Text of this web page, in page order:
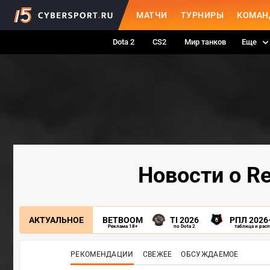
МАТЧИ ТУРНИРЫ
Dota 2 CS2 Мир танков Еще
Новости о
АКТУАЛЬНОЕ BETBOOM
Реклама 18+
TI 2026
по Dota 2
РПЛ
таблица и
РЕКОМЕНДАЦИИ СВЕЖЕЕ ОБСУЖДАЕМОЕ